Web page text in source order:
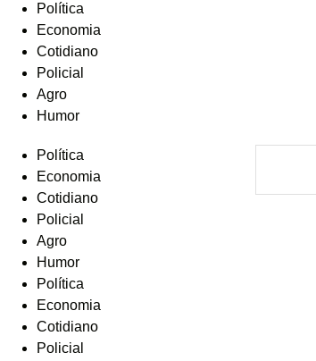
Política
Economia
Cotidiano
Policial
Agro
Humor
Política
Economia
Cotidiano
Policial
Agro
Humor
Política
Economia
Cotidiano
Policial